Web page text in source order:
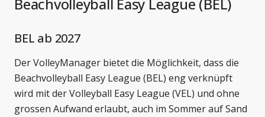
BEL ab 2027
Der VolleyManager bietet die Möglichkeit, dass die
Beachvolleyball Easy League (BEL) eng verknüpft
wird mit der Volleyball Easy League (VEL) und ohne
grossen Aufwand erlaubt, auch im Sommer auf Sand